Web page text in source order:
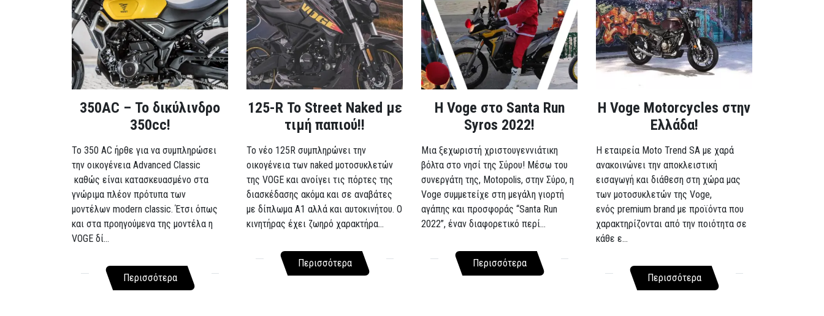
350AC – Το δικύλινδρο
350cc!
To 350 AC ήρθε για να συμπληρώσει
την οικογένεια Advanced Classic
καθώς είναι κατασκευασμένο στα
γνώριμα πλέον πρότυπα των
μοντέλων modern classic. Έτσι όπως
και στα προηγούμενα της μοντέλα η
VOGE δί...
Περισσότερα
125-R Το Street Naked με
τιμή παπιού!!
Το νέο 125R συμπληρώνει την
οικογένεια των naked μοτοσυκλετών
της VOGE και ανοίγει τις πόρτες της
διασκέδασης ακόμα και σε αναβάτες
με δίπλωμα A1 αλλά και αυτοκινήτου. Ο
κινητήρας έχει ζωηρό χαρακτήρα...
Περισσότερα
Η Voge στο Santa Run
Syros 2022!
Μια ξεχωριστή χριστουγεννιάτικη
βόλτα στο νησί της Σύρου! Μέσω του
συνεργάτη της, Motopolis, στην Σύρο, η
Voge συμμετείχε στη μεγάλη γιορτή
αγάπης και προσφοράς “Santa Run
2022”, έναν διαφορετικό περί...
Περισσότερα
H Voge Motorcycles στην
Ελλάδα!
Η εταιρεία Moto Trend SA με χαρά
ανακοινώνει την αποκλειστική
εισαγωγή και διάθεση στη χώρα μας
των μοτοσυκλετών της Voge,
ενός premium brand με προϊόντα που
χαρακτηρίζονται από την ποιότητα σε
κάθε ε...
Περισσότερα